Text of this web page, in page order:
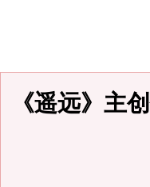
《遥远》主